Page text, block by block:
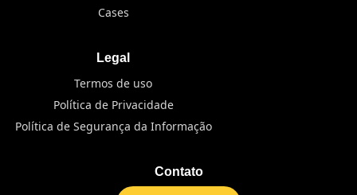
Cases
Legal
Termos de uso
Política de Privacidade
Política de Segurança da Informação
Contato